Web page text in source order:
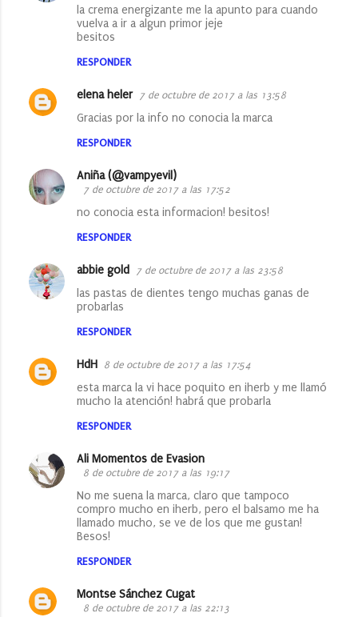
la crema energizante me la apunto para cuando
vuelva a ir a algun primor jeje
besitos
RESPONDER
elena heler 7 de octubre de 2017 a las 13:58
Gracias por la info no conocia la marca
RESPONDER
Aniña (@vampyevil)
7 de octubre de 2017 a las 17:52
no conocia esta informacion! besitos!
RESPONDER
abbie gold 7 de octubre de 2017 a las 23:58
las pastas de dientes tengo muchas ganas de
probarlas
RESPONDER
HdH 8 de octubre de 2017 a las 17:54
esta marca la vi hace poquito en iherb y me llamó
mucho la atención! habrá que probarla
RESPONDER
Ali Momentos de Evasion
8 de octubre de 2017 a las 19:17
No me suena la marca, claro que tampoco
compro mucho en iherb, pero el balsamo me ha
llamado mucho, se ve de los que me gustan!
Besos!
RESPONDER
Montse Sánchez Cugat
8 de octubre de 2017 a las 22:13